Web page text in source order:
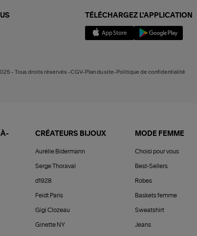
TÉLÉCHARGEZ L'APPLICATION
- Tous droits réservés -CGV-Plan du site-Politique de confidentialité
À-
CRÉATEURS BIJOUX
Aurélie Bidermann
Serge Thoraval
d1928
Feidt Paris
Gigi Clozeau
Ginette NY
MODE FEMME
Choisi pour vous
Best-Sellers
Robes
Baskets femme
Sweatshirt
Jeans